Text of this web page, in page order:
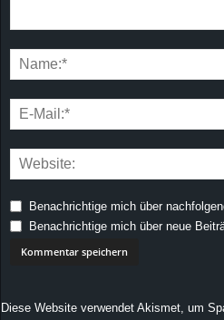
Benachrichtige mich über
Benachrichtige mich über neue
Diese Website verwendet Akismet, um